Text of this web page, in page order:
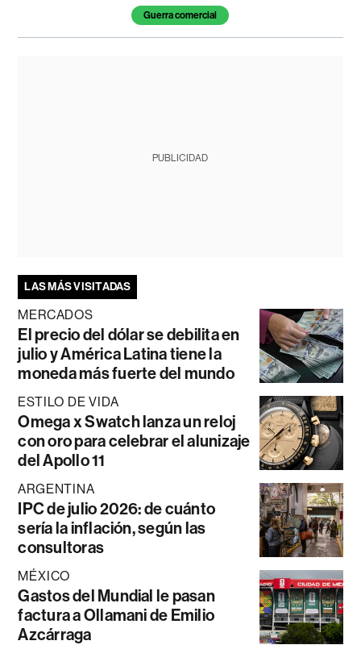
Guerra comercial
PUBLICIDAD
LAS MÁS VISITADAS
MERCADOS
El precio del dólar se debilita en
julio y América Latina tiene la
moneda más fuerte del mundo
ESTILO DE VIDA
Omega x Swatch lanza un reloj
con oro para celebrar el alunizaje
del Apollo 11
ARGENTINA
IPC de julio 2026: de cuánto
sería la inflación, según las
consultoras
MÉXICO
Gastos del Mundial le pasan
factura a Ollamani de Emilio
Azcárraga